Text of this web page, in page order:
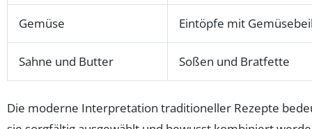
Gemüse Eintöpfe mit
Sahne und Butter Soßen und Bratfette
Die moderne Interpretation traditioneller Rezepte